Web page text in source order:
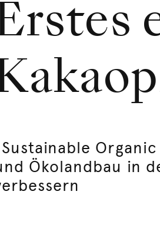
Ökolandbau in